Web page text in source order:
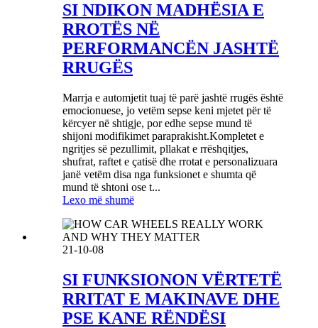
SI NDIKON MADHËSIA E
RROTËS NË
PERFORMANCËN JASHTË
RRUGËS
Marrja e automjetit tuaj të parë jashtë rrugës është
emocionuese, jo vetëm sepse keni mjetet për të
kërcyer në shtigje, por edhe sepse mund të
shijoni modifikimet paraprakisht.Kompletet e
ngritjes së pezullimit, pllakat e rrëshqitjes,
shufrat, raftet e çatisë dhe rrotat e personalizuara
janë vetëm disa nga funksionet e shumta që
mund të shtoni ose t...
Lexo më shumë
21-10-08
SI FUNKSIONON VËRTETË
RRITAT E MAKINAVE DHE
PSE KANE RËNDËSI